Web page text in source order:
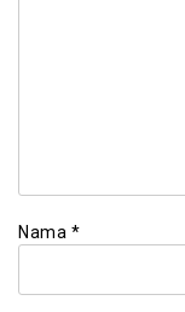
Nama *